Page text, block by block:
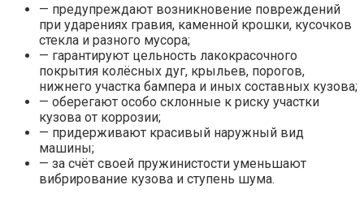
— предупреждают возникновение повреждений
при ударениях гравия, каменной крошки, кусочков
стекла и разного мусора;
— гарантируют цельность лакокрасочного
покрытия колёсных дуг, крыльев, порогов,
нижнего участка бампера и иных составных кузова;
— оберегают особо склонные к риску участки
кузова от коррозии;
— придерживают красивый наружный вид
машины;
— за счёт своей пружинистости уменьшают
вибрирование кузова и ступень шума.